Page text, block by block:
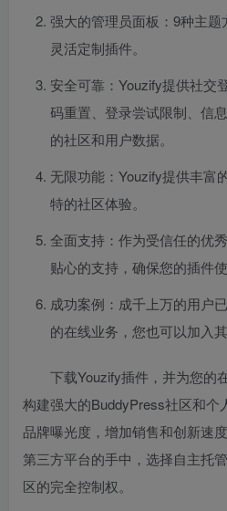
强大的管理员面板：9种主
灵活定制插件。
安全可靠：Youzify提供社交
码重置、登录尝试限制、信
的社区和用户数据。
无限功能：Youzify提供丰富
特的社区体验。
全面支持：作为受信任的优
贴心的支持，确保您的插件使
成功案例：成千上万的用户
的在线业务，您也可以加入其
下载Youzify插件，并为您的
构建强大的BuddyPress社区和个
品牌曝光度，增加销售和创新速
第三方平台的手中，选择自主托
区的完全控制权。